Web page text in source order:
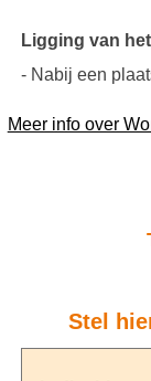
Ligging van
- Nabij een
Meer info over
Stel